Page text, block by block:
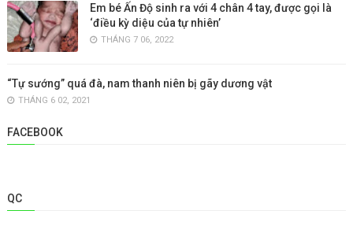
Em bé Ấn Độ sinh ra với 4 chân 4 tay, được gọi là
‘điều kỳ diệu của tự nhiên’
THÁNG 7 06, 2022
“Tự sướng” quá đà, nam thanh niên bị gãy dương vật
THÁNG 6 02, 2021
FACEBOOK
QC